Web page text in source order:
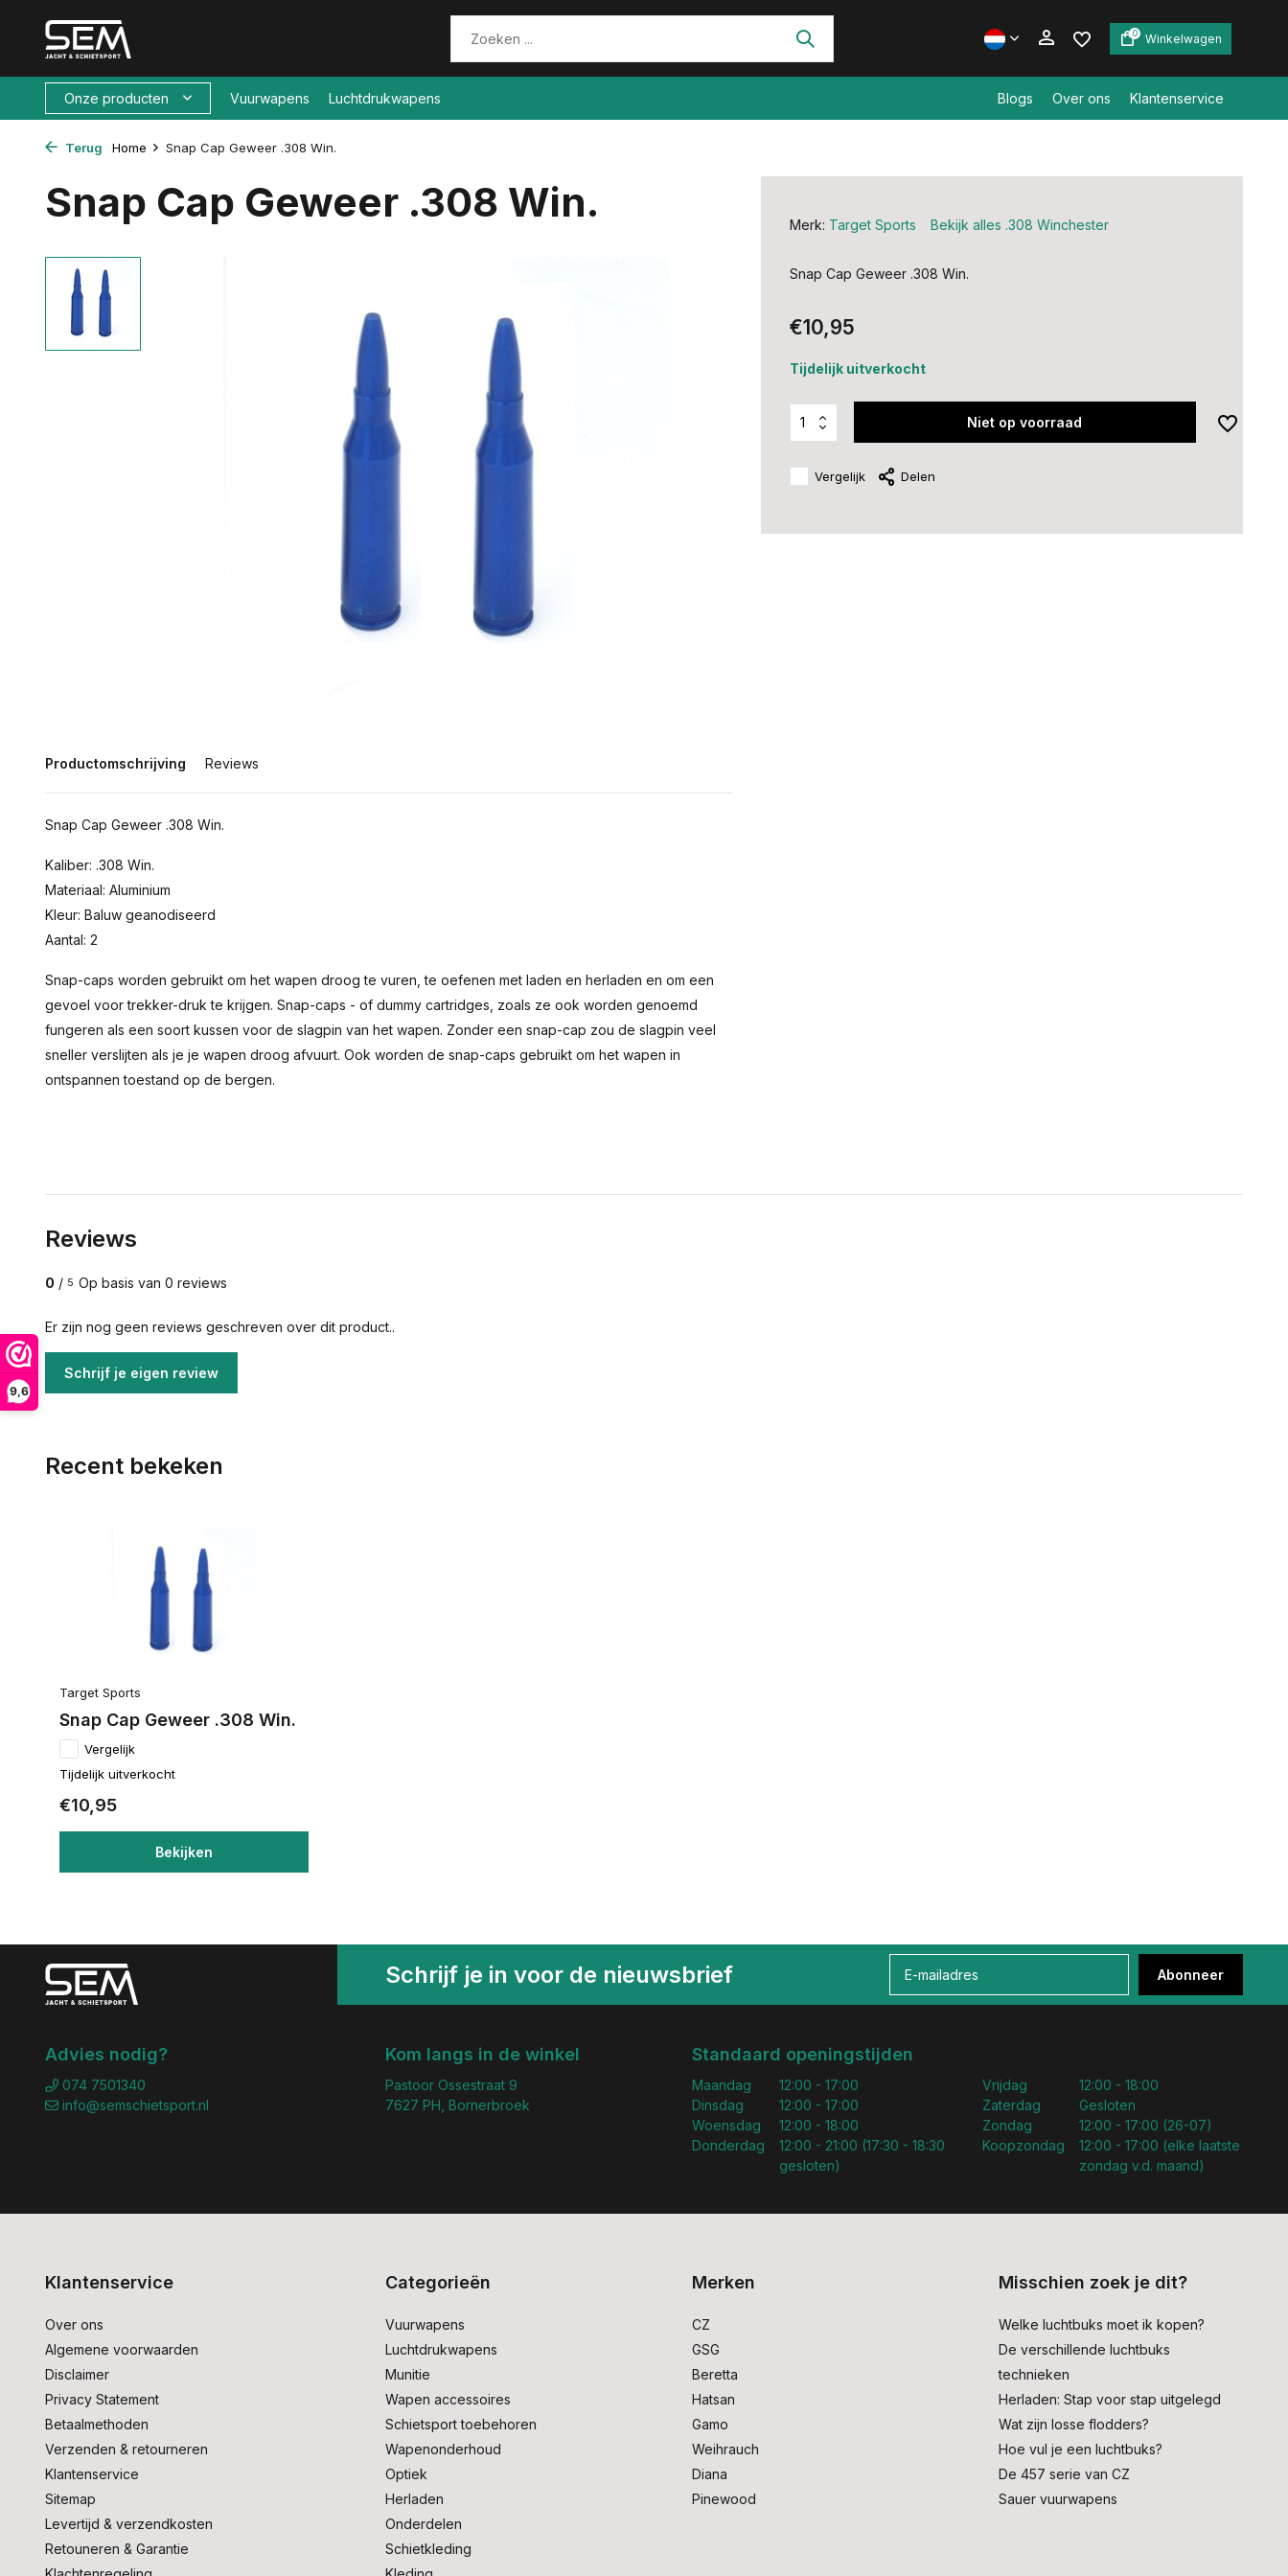
9,6
0 Winkelwagen
Onze producten Vuurwapens Luchtdrukwapens Blogs Over ons Klantenservice
Terug Home Snap Cap Geweer .308 Win.
Snap Cap Geweer .308 Win.
Productomschrijving Reviews
Snap Cap Geweer .308 Win.
Kaliber: .308 Win.
Materiaal: Aluminium
Kleur: Baluw geanodiseerd
Aantal: 2
Snap-caps worden gebruikt om het wapen droog te vuren, te oefenen met laden en herladen en om een
gevoel voor trekker-druk te krijgen. Snap-caps - of dummy cartridges, zoals ze ook worden genoemd
fungeren als een soort kussen voor de slagpin van het wapen. Zonder een snap-cap zou de slagpin veel
sneller verslijten als je je wapen droog afvuurt. Ook worden de snap-caps gebruikt om het wapen in
ontspannen toestand op de bergen.
Merk: Target Sports Bekijk alles .308 Winchester
Snap Cap Geweer .308 Win.
€10,95
Tijdelijk uitverkocht
Niet op voorraad
Vergelijk Delen
Reviews
0 / 5 Op basis van 0 reviews
Er zijn nog geen reviews geschreven over dit product..
Schrijf je eigen review
Recent bekeken
Target Sports
Snap Cap Geweer .308 Win.
Vergelijk
Tijdelijk uitverkocht
€10,95
Bekijken
Schrijf je in voor de nieuwsbrief Abonneer
Advies nodig?
074 7501340
info@semschietsport.nl
Kom langs in de winkel
Pastoor Ossestraat 9
7627 PH, Bornerbroek
Standaard openingstijden
Maandag
Dinsdag
Woensdag
Donderdag
12:00 - 17:00
12:00 - 17:00
12:00 - 18:00
12:00 - 21:00 (17:30 - 18:30
gesloten)
Vrijdag
Zaterdag
Zondag
Koopzondag
12:00 - 18:00
Gesloten
12:00 - 17:00 (26-07)
12:00 - 17:00 (elke laatste
zondag v.d. maand)
Klantenservice
Over ons
Algemene voorwaarden
Disclaimer
Privacy Statement
Betaalmethoden
Verzenden & retourneren
Klantenservice
Sitemap
Levertijd & verzendkosten
Retouneren & Garantie
Categorieën
Vuurwapens
Luchtdrukwapens
Munitie
Wapen accessoires
Schietsport toebehoren
Wapenonderhoud
Optiek
Herladen
Onderdelen
Schietkleding
Merken
CZ
GSG
Beretta
Hatsan
Gamo
Weihrauch
Diana
Pinewood
Misschien zoek je dit?
Welke luchtbuks moet ik kopen?
De verschillende luchtbuks
technieken
Herladen: Stap voor stap uitgelegd
Wat zijn losse flodders?
Hoe vul je een luchtbuks?
De 457 serie van CZ
Sauer vuurwapens